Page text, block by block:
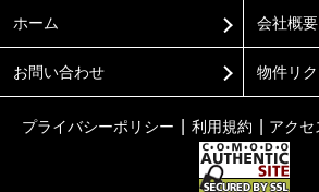
ホーム 会社概要
お問い合わせ 物件リ
プライバシーポリシー 利用規約 アク